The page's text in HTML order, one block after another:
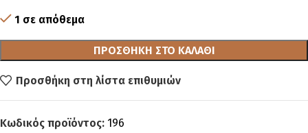
1 σε απόθεμα
ΠΡΟΣΘΉΚΗ ΣΤΟ ΚΑΛΆΘΙ
Προσθήκη στη λίστα επιθυμιών
Κωδικός προϊόντος: 196